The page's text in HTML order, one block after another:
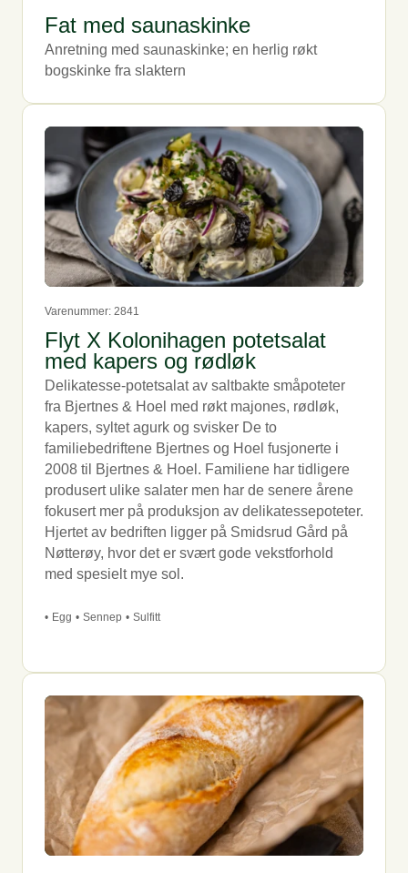
Fat med saunaskinke
Anretning med saunaskinke; en herlig røkt
bogskinke fra slaktern
Varenummer: 2841
Flyt X Kolonihagen potetsalat
med kapers og rødløk
Delikatesse-potetsalat av saltbakte småpoteter
fra Bjertnes & Hoel med røkt majones, rødløk,
kapers, syltet agurk og svisker De to
familiebedriftene Bjertnes og Hoel fusjonerte i
2008 til Bjertnes & Hoel. Familiene har tidligere
produsert ulike salater men har de senere årene
fokusert mer på produksjon av delikatessepoteter.
Hjertet av bedriften ligger på Smidsrud Gård på
Nøtterøy, hvor det er svært gode vekstforhold
med spesielt mye sol.
• Egg • Sennep • Sulfitt